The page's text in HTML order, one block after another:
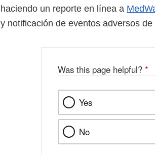
haciendo un reporte en línea a
y notificación de eventos adversos
Was this page helpful? *
Yes
No